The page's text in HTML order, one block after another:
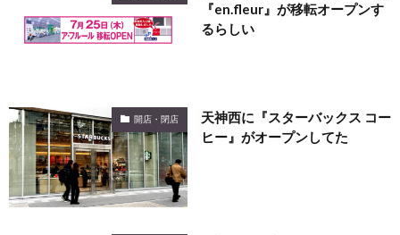
『en.fleur』が移転オープンす
るらしい
開店・閉店
天神西に『スターバックス コー
ヒー』がオープンしてた